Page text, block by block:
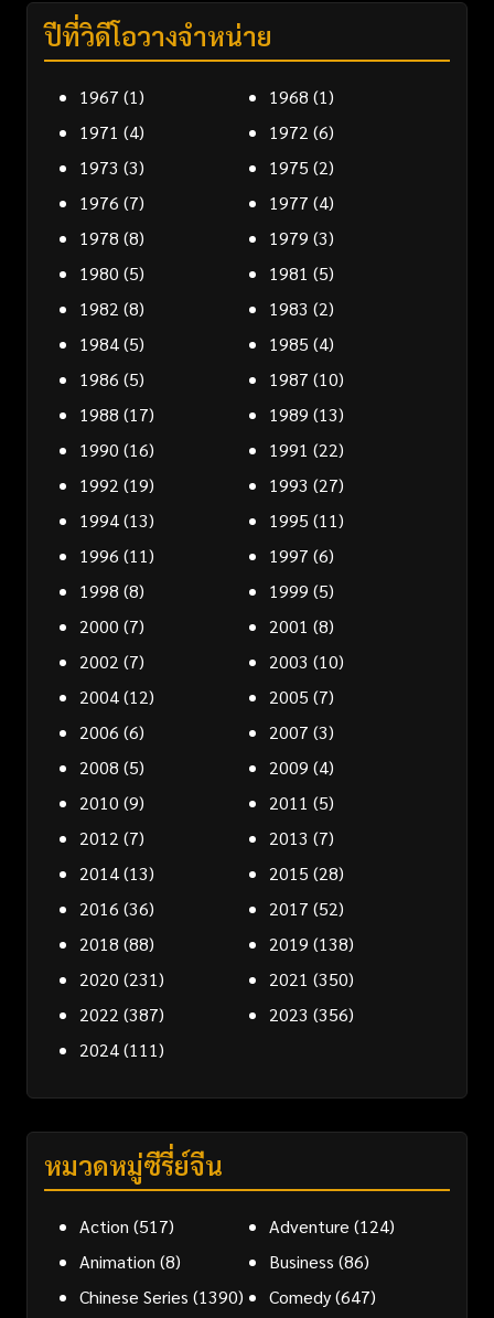
ปีที่วิดีโอวางจำหน่าย
1967 (1) 1968 (1)
1971 (4) 1972 (6)
1973 (3) 1975 (2)
1976 (7) 1977 (4)
1978 (8) 1979 (3)
1980 (5) 1981 (5)
1982 (8) 1983 (2)
1984(5) 1985 (4)
1986 (5) 1987 (10)
1988 (17) 1989 (13)
1990 (16) 1991 (22)
1992 (19) 1993 (27)
1994(13) 1995 (11)
1996 (11) 1997 (6)
1998 (8) 1999 (5)
2000 (7) 2001 (8)
2002 (7) 2003 (10)
2004(12) 2005 (7)
2006 (6) 2007 (3)
2008 (5) 2009 (4)
2010 (9) 2011 (5)
2012 (7) 2013 (7)
2014(13) 2015 (28)
2016 (36) 2017 (52)
2018 (88) 2019 (138)
2020 (231) 2021 (350)
2022 (387) 2023 (356)
2024(111)
หมวดหมู่ซีรี่ย์จีน
Action (517) Adventure (124)
Animation (8) Business (86)
Chinese Series (1390) Comedy(647)